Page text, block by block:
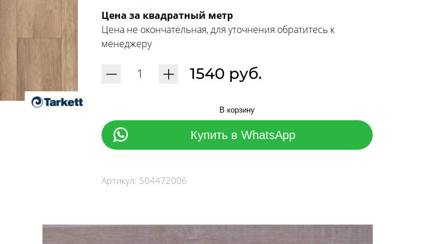
Цена за квадратный метр
Цена не окончательная, для уточнения обратитесь к
менеджеру
1540 руб.
В корзину
Купить в WhatsApp
Артикул: 504472006